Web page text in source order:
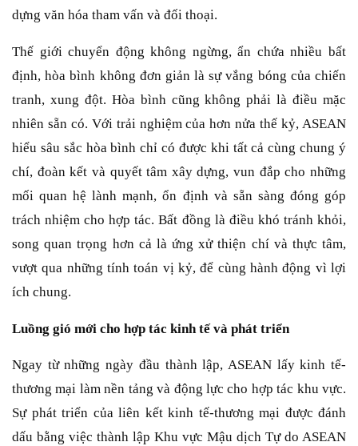
dựng văn hóa tham vấn và đối thoại.
Thế giới chuyển động không ngừng, ẩn chứa nhiều bất
định, hòa bình không đơn giản là sự vắng bóng của chiến
tranh, xung đột. Hòa bình cũng không phải là điều mặc
nhiên sẵn có. Với trải nghiệm của hơn nửa thế kỷ, ASEAN
hiểu sâu sắc hòa bình chỉ có được khi tất cả cùng chung ý
chí, đoàn kết và quyết tâm xây dựng, vun đắp cho những
mối quan hệ lành mạnh, ổn định và sẵn sàng đóng góp
trách nhiệm cho hợp tác. Bất đồng là điều khó tránh khỏi,
song quan trọng hơn cả là ứng xử thiện chí và thực tâm,
vượt qua những tính toán vị kỷ, để cùng hành động vì lợi
ích chung.
Luồng gió mới cho hợp tác kinh tế và phát triển
Ngay từ những ngày đầu thành lập, ASEAN lấy kinh tế-
thương mại làm nền tảng và động lực cho hợp tác khu vực.
Sự phát triển của liên kết kinh tế-thương mại được đánh
dấu bằng việc thành lập Khu vực Mậu dịch Tự do ASEAN